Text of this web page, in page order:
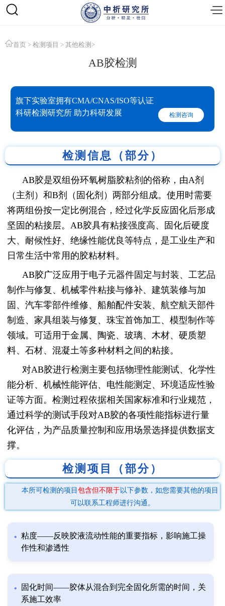
首页 > 检测项目 > 其他检测 >
AB胶检测
旗下实验室拥有CMA/CNAS/ISO等认证
科研检测研究所 助力科研发展
检测咨询
检测信息（部分）
AB胶是双组份环氧树脂胶粘剂的俗称，由A剂
（主剂）和B剂（固化剂）两部分组成。使用时需要
将两组份按一定比例混合，经过化学反应固化后形成
坚固的粘接层。AB胶具有粘接强度高、固化后硬度
大、耐候性好、绝缘性能优良等特点，是工业生产和
日常生活中常用的胶粘材料。
AB胶广泛应用于电子元器件固定与封装、工艺品
制作与修复、机械零件粘接与修补、建筑装修与加
固、汽车零部件维修、船舶配件安装、航空航天部件
制造、家具组装与修复、珠宝首饰加工、模型制作等
领域。可适用于金属、陶瓷、玻璃、木材、硬质塑
料、石材、混凝土等多种材料之间的粘接。
对AB胶进行检测主要包括物理性能测试、化学性
能分析、机械性能评估、电性能测定、环境适应性验
证等方面。检测过程依据相关国家标准和行业规范，
通过科学的测试手段对AB胶的各项性能指标进行量
化评估，为产品质量控制和应用场景选择提供数据支
撑。
检测项目（部分）
本所可检测的项目 包含但不限于以下参数，如您需要其他的项目
可以联系工程师进行沟通。
粘度——反映胶液流动性能的重要指标，影响施工操
作性和渗透性
固化时间——胶体从混合到完全固化所需的时间，关
系施工效率